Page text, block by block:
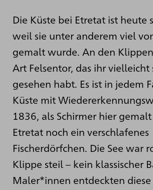
Die Küste bei Etretat ist heute
weil sie unter anderem viel
gemalt wurde. An den
Art Felsentor, das ihr vielleicht
gesehen habt. Es ist in jedem
Küste mit
1836, als Schirmer hier
Etretat noch ein verschlafenes
Fischerdörfchen. Die See war
Klippe steil – kein klassischer
Maler*innen entdeckten diese